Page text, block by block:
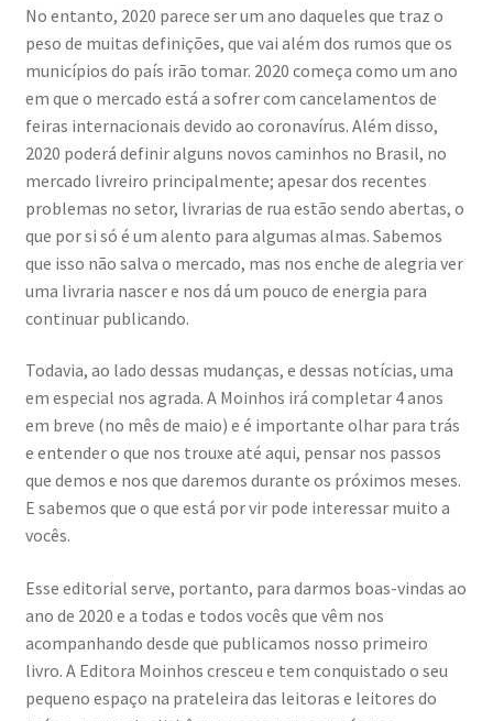
No entanto, 2020 parece ser um ano daqueles que traz o
peso de muitas definições, que vai além dos rumos que os
municípios do país irão tomar. 2020 começa como um ano
em que o mercado está a sofrer com cancelamentos de
feiras internacionais devido ao coronavírus. Além disso,
2020 poderá definir alguns novos caminhos no Brasil, no
mercado livreiro principalmente; apesar dos recentes
problemas no setor, livrarias de rua estão sendo abertas, o
que por si só é um alento para algumas almas. Sabemos
que isso não salva o mercado, mas nos enche de alegria ver
uma livraria nascer e nos dá um pouco de energia para
continuar publicando.
Todavia, ao lado dessas mudanças, e dessas notícias, uma
em especial nos agrada. A Moinhos irá completar 4 anos
em breve (no mês de maio) e é importante olhar para trás
e entender o que nos trouxe até aqui, pensar nos passos
que demos e nos que daremos durante os próximos meses.
E sabemos que o que está por vir pode interessar muito a
vocês.
Esse editorial serve, portanto, para darmos boas-vindas ao
ano de 2020 e a todas e todos vocês que vêm nos
acompanhando desde que publicamos nosso primeiro
livro. A Editora Moinhos cresceu e tem conquistado o seu
pequeno espaço na prateleira das leitoras e leitores do